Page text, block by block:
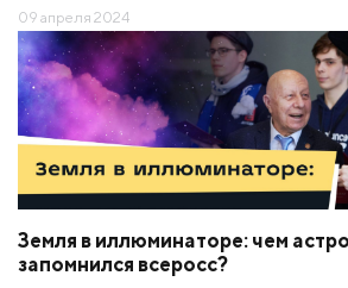
09 апреля 2024
Земля в иллюминаторе: чем
запомнился всеросс?